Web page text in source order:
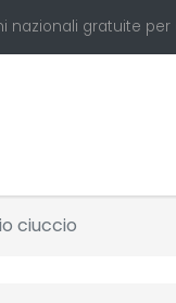
nazionali gratuite
ciuccio